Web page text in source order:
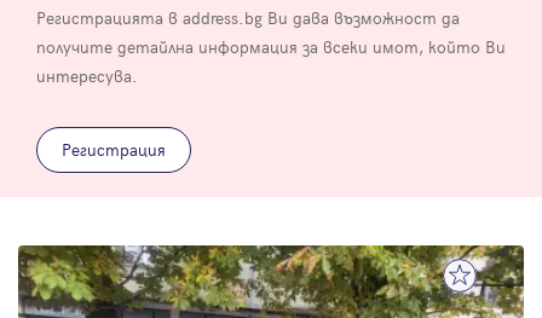
Регистрацията в address.bg Ви дава възможност да
получите детайлна информация за всеки имот, който Ви
интересува.
Регистрация